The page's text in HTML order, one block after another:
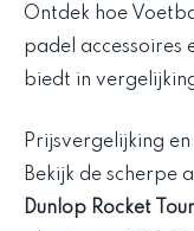
Ontdek hoe
padel accessoires
biedt in
Prijsvergelijking
Bekijk de scherpe
Dunlop Rocket